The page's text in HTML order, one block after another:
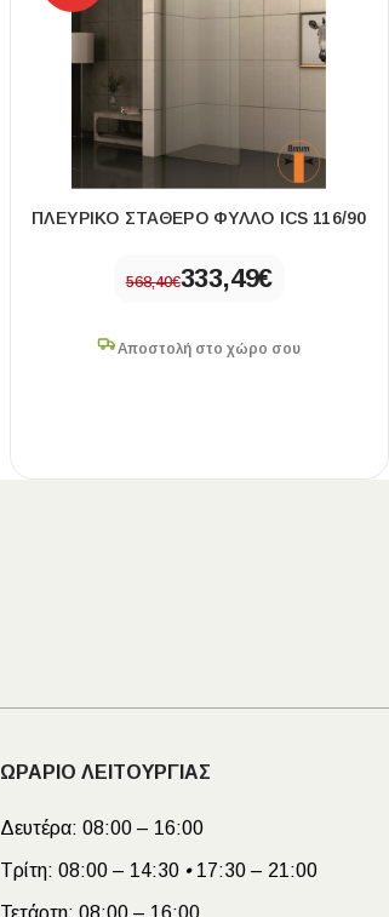
ΠΛΕΥΡΙΚΌ ΣΤΑΘΕΡΌ ΦΎΛΛΟ ICS 116/90
568,40€333,49€
Αποστολή στο χώρο σου
ΩΡΑΡΙΟ ΛΕΙΤΟΥΡΓΙΑΣ
Δευτέρα: 08:00 – 16:00
Τρίτη: 08:00 – 14:30 •17:30 – 21:00
Τετάρτη: 08:00 – 16:00